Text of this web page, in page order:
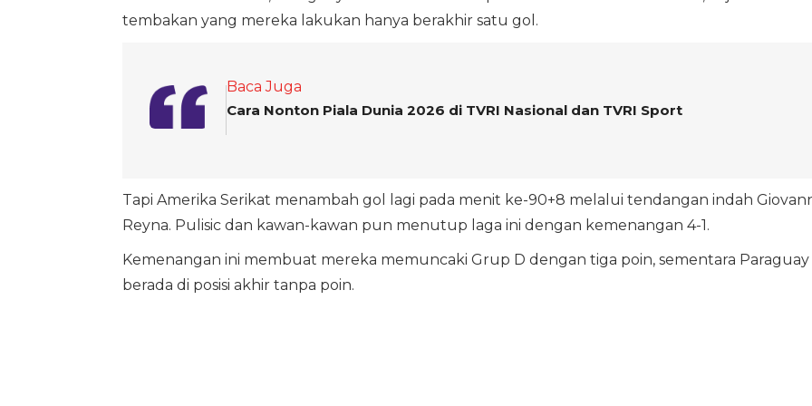
tembakan yang mereka lakukan hanya berakhir satu gol.
Baca Juga
Cara Nonton Piala Dunia 2026 di TVRI Nasional dan TVRI Sport
Tapi Amerika Serikat menambah gol lagi pada menit ke-90+8 melalui tendangan indah
Reyna. Pulisic dan kawan-kawan pun menutup laga ini dengan kemenangan 4-1.
Kemenangan ini membuat mereka memuncaki Grup D dengan tiga poin, sementara Paraguay
berada di posisi akhir tanpa poin.